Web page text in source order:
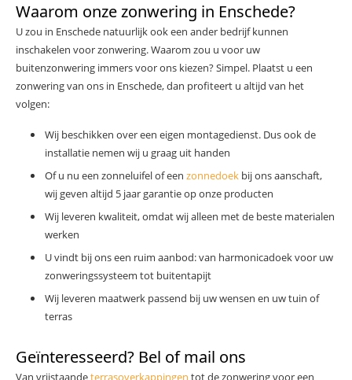
Waarom onze zonwering in Enschede?
U zou in Enschede natuurlijk ook een ander bedrijf kunnen
inschakelen voor zonwering. Waarom zou u voor uw
buitenzonwering immers voor ons kiezen? Simpel. Plaatst u een
zonwering van ons in Enschede, dan profiteert u altijd van het
volgen:
Wij beschikken over een eigen montagedienst. Dus ook de
installatie nemen wij u graag uit handen
Of u nu een zonneluifel of een zonnedoek bij ons aanschaft,
wij geven altijd 5 jaar garantie op onze producten
Wij leveren kwaliteit, omdat wij alleen met de beste materialen
werken
U vindt bij ons een ruim aanbod: van harmonicadoek voor uw
zonweringssysteem tot buitentapijt
Wij leveren maatwerk passend bij uw wensen en uw tuin of
terras
Geïnteresseerd? Bel of mail ons
Van vrijstaandeterrasoverkappingen tot de zonwering voor een